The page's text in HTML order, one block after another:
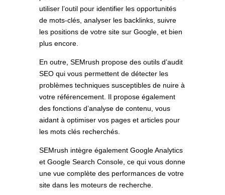
utiliser l’outil pour identifier les opportunités
de mots-clés, analyser les backlinks, suivre
les positions de votre site sur Google, et bien
plus encore.
En outre, SEMrush propose des outils d’audit
SEO qui vous permettent de détecter les
problèmes techniques susceptibles de nuire à
votre référencement. Il propose également
des fonctions d’analyse de contenu, vous
aidant à optimiser vos pages et articles pour
les mots clés recherchés.
SEMrush intègre également Google Analytics
et Google Search Console, ce qui vous donne
une vue complète des performances de votre
site dans les moteurs de recherche.